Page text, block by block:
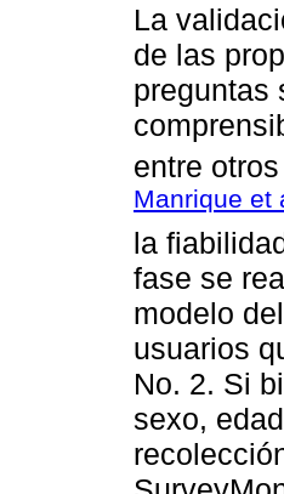
La
de las
preguntas
entre
Manrique et
la
fase se
modelo
usuarios
No. 2. Si
sexo,